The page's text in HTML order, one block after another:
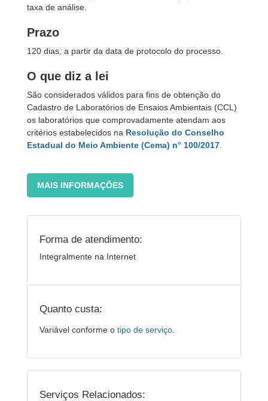
taxa de análise.
Prazo
120 dias, a partir da data de protocolo do processo.
O que diz a lei
São considerados válidos para fins de obtenção do
Cadastro de Laboratórios de Ensaios Ambientais (CCL)
os laboratórios que comprovadamente atendam aos
critérios estabelecidos na Resolução do Conselho
Estadual do Meio Ambiente (Cema) n° 100/2017
MAIS INFORMAÇÕES
Forma de atendimento:
Integralmente na Internet
Quanto custa:
Variável conforme o tipo de serviço
Serviços Relacionados: